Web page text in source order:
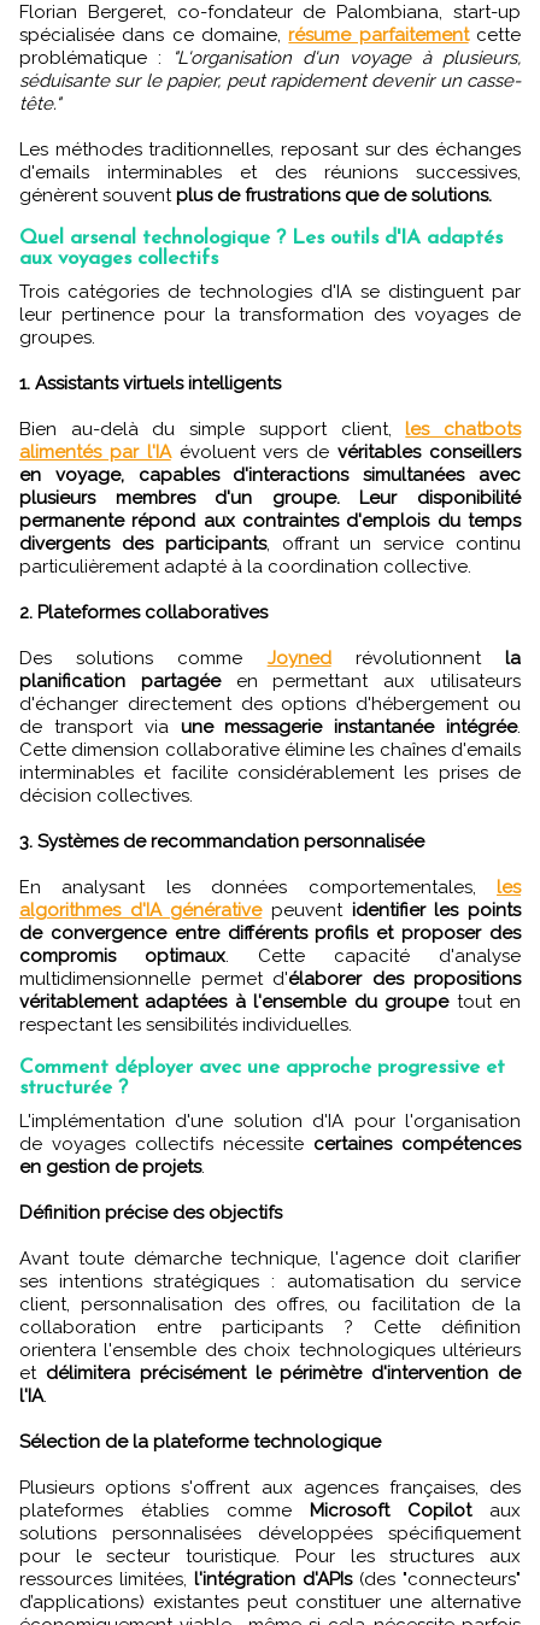
Florian Bergeret, co-fondateur de Palombiana, start-up
spécialisée dans ce domaine,résume parfaitementcette
problématique :
"L'organisation d'un voyage à plusieurs,
séduisante sur le papier, peut rapidement devenir un casse-
tête."
Les méthodes traditionnelles, reposant sur des échanges
d'emails interminables et des réunions successives,
génèrent souventplus de frustrations que de solutions.
Quel arsenal technologique ? Les outils d'IA adaptés
aux voyages collectifs
Trois catégories de technologies d'IA se distinguent par
leur pertinence pour la transformation des voyages de
groupes.
1. Assistants virtuels intelligents
Bien au-delà du simple support client,les chatbots
alimentés par l'IAévoluent vers devéritables conseillers
en voyage, capables d'interactions simultanées avec
plusieurs membres d'un groupe. Leur disponibilité
permanente répond aux contraintes d'emplois du temps
divergents des participants, offrant un service continu
particulièrement adapté à la coordination collective.
2. Plateformes collaboratives
Des solutions comme Joynedrévolutionnentla
planification partagéeen permettant aux utilisateurs
d'échanger directement des options d'hébergement ou
de transport via une messagerie instantanée intégrée.
Cette dimension collaborative élimine les chaînes d'emails
interminables et facilite considérablement les prises de
décision collectives.
3. Systèmes de recommandation personnalisée
En analysant les données comportementales, les
algorithmes d'IA générativepeuvent identifier les points
de convergence entre différents profils et proposer des
compromis optimaux. Cette capacité d'analyse
multidimensionnelle permet d'élaborer des propositions
véritablement adaptées à l'ensemble du groupetout en
respectant les sensibilités individuelles.
Comment déployer avec une approche progressive et
structurée ?
L'implémentation d'une solution d'IA pour l'organisation
de voyages collectifs nécessite certaines compétences
en gestion de projets.
Définition précise des objectifs
Avant toute démarche technique, l'agence doit clarifier
ses intentions stratégiques : automatisation du service
client, personnalisation des offres, ou facilitation de la
collaboration entre participants ? Cette définition
orientera l'ensemble des choix technologiques ultérieurs
et délimitera précisément le périmètre d'intervention de
l'IA.
Sélection de la plateforme technologique
Plusieurs options s'offrent aux agences françaises, des
plateformes établies comme
Microsoft Copilotaux
solutions personnalisées développées spécifiquement
pour le secteur touristique. Pour les structures aux
ressources limitées, l'intégration d'APIs(des "connecteurs"
d’applications) existantes peut constituer une alternative